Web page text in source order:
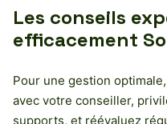
Les conseils
efficacement
Pour une gestion
avec votre conseiller,
supports, et réévaluez